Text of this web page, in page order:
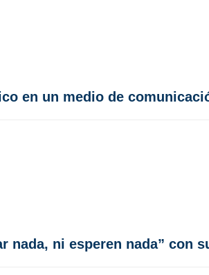
en un medio de
nada, ni esperen nada” con